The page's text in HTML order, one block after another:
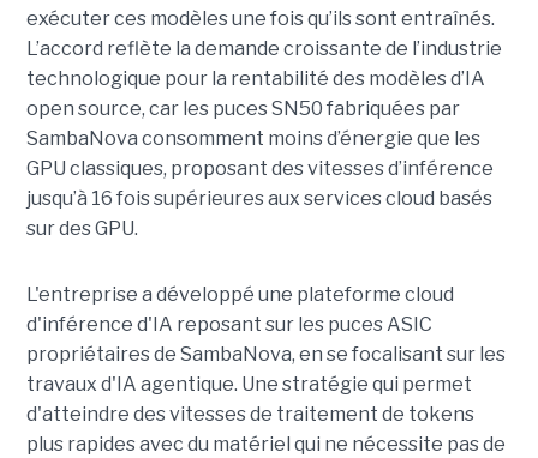
exécuter ces modèles une fois qu’ils sont entraînés.
L’accord reflète la demande croissante de l’industrie
technologique pour la rentabilité des modèles d’IA
open source, car les puces SN50 fabriquées par
SambaNova consomment moins d’énergie que les
GPU classiques, proposant des vitesses d’inférence
jusqu’à 16 fois supérieures aux services cloud basés
sur des GPU.
L'entreprise a développé une plateforme cloud
d'inférence d'IA reposant sur les puces ASIC
propriétaires de SambaNova, en se focalisant sur les
travaux d'IA agentique. Une stratégie qui permet
d'atteindre des vitesses de traitement de tokens
plus rapides avec du matériel qui ne nécessite pas de